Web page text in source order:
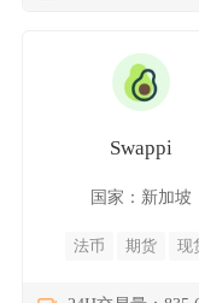
Swappi
国家：新加坡
法币 期货 现